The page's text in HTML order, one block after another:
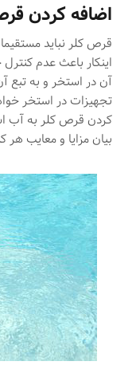
اضافه کردن
قرص کلر نباید
اینکار باعث عدم
آن در استخر و به تبع
تجهیزات در استخر
کردن قرص کلر به آب
بیان مزایا و معایب